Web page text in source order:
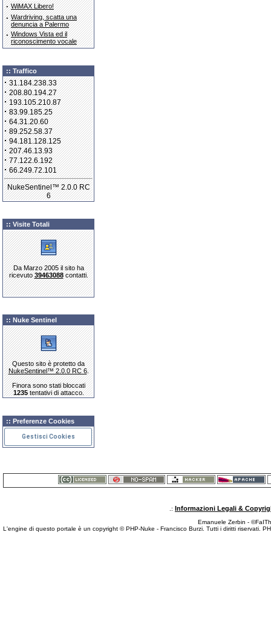
· WiMAX Libero!
· Wardriving, scatta una
denuncia a Palermo
· Windows Vista ed il
riconoscimento vocale
:: Traffico
·31.184.238.33
·208.80.194.27
·193.105.210.87
·83.99.185.25
·64.31.20.60
·89.252.58.37
·94.181.128.125
·207.46.13.93
·77.122.6.192
·66.249.72.101
NukeSentinel™ 2.0.0 RC
6
:: Visite Totali
Da Marzo 2005 il sito ha
ricevuto39463088contatti.
:: Nuke Sentinel
Questo sito è protetto da
NukeSentinel™ 2.0.0 RC 6.
Finora sono stati bloccati
1235tentativi di attacco.
:: Preferenze Cookies
Gestisci Cookies
.: Informazioni Legali &
Emanuele Zerbin -
L'engine di questo portale è un copyright © PHP-Nuke - Francisco Burzi. Tutti i diritti riservati.